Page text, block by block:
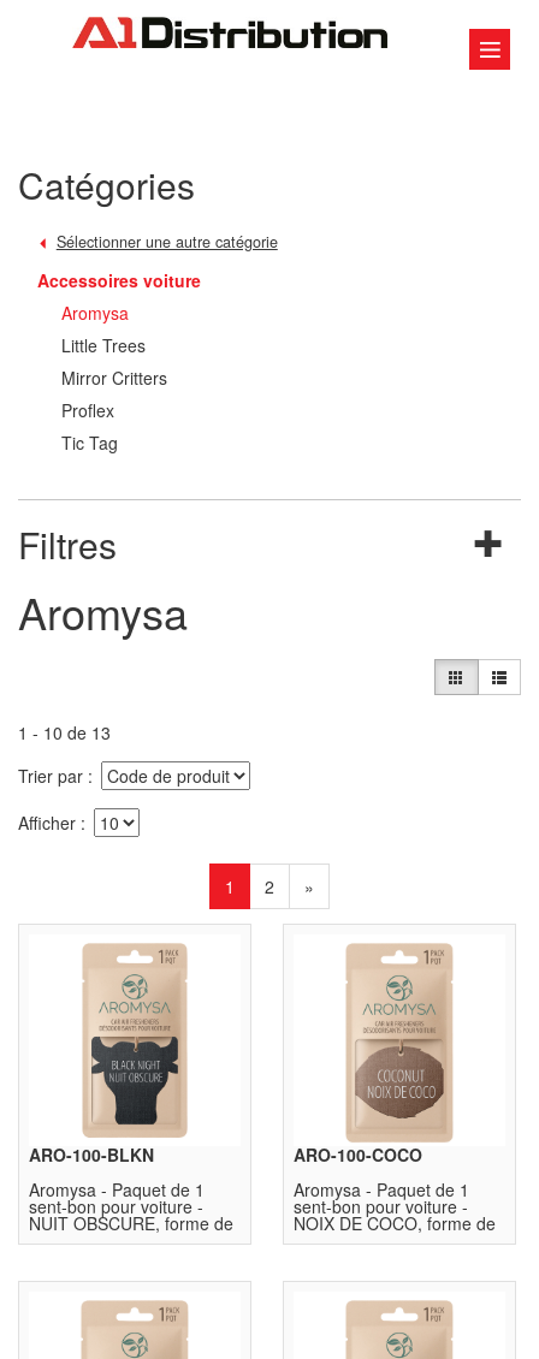
Catégories
Sélectionner une autre catégorie
Accessoires voiture
Aromysa
Little Trees
Mirror Critters
Proflex
Tic Tag
Filtres
Aromysa
1 - 10 de 13
Trier par
Afficher
1 2 »
ARO-100-BLKN
Aromysa - Paquet de 1
sent-bon pour voiture -
NUIT OBSCURE, forme de
Taureau
ARO-100-COCO
Aromysa - Paquet de 1
sent-bon pour voiture -
NOIX DE COCO, forme de
noix de coco